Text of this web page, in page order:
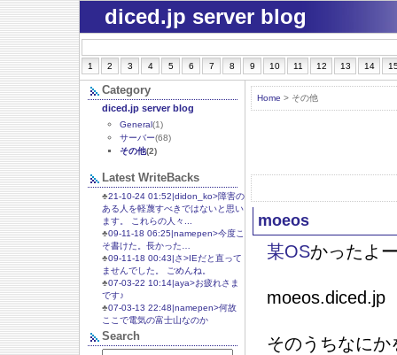
diced.jp server blog
1 2 3 4 5 6 7 8 9 10 11 12 13 14
Home > その他
moeos
某OSかったよ
moeos.diced.jp
そのうちなにか
Category
diced.jp server blog
General(1)
サーバー(68)
その他(2)
Latest WriteBacks
♣21-10-24 01:52|didon_ko>障害の
ある人を軽蔑すべきではないと思い
ます。 これらの人々...
♣09-11-18 06:25|namepen>今度こ
そ書けた。長かった…
♣09-11-18 00:43|さ>IEだと直って
ませんでした。 ごめんね。
♣07-03-22 10:14|aya>お疲れさま
です♪
♣07-03-13 22:48|namepen>何故
ここで電気の富士山なのか
Search